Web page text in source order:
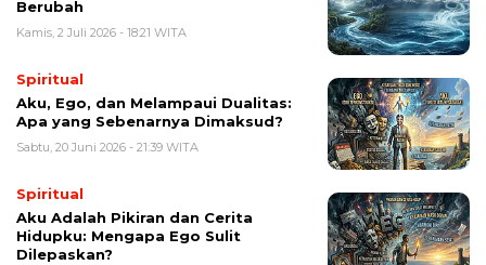
Berubah
Kamis, 2 Juli 2026 - 18:21 WITA
Spiritual
Aku, Ego, dan Melampaui Dualitas:
Apa yang Sebenarnya Dimaksud?
Sabtu, 20 Juni 2026 - 21:39 WITA
Spiritual
Aku Adalah Pikiran dan Cerita
Hidupku: Mengapa Ego Sulit
Dilepaskan?